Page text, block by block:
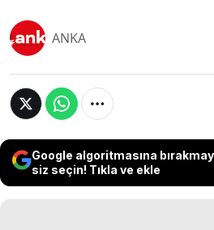
ANKA
Google algoritmasına
siz seçin! Tıkla ve ekle